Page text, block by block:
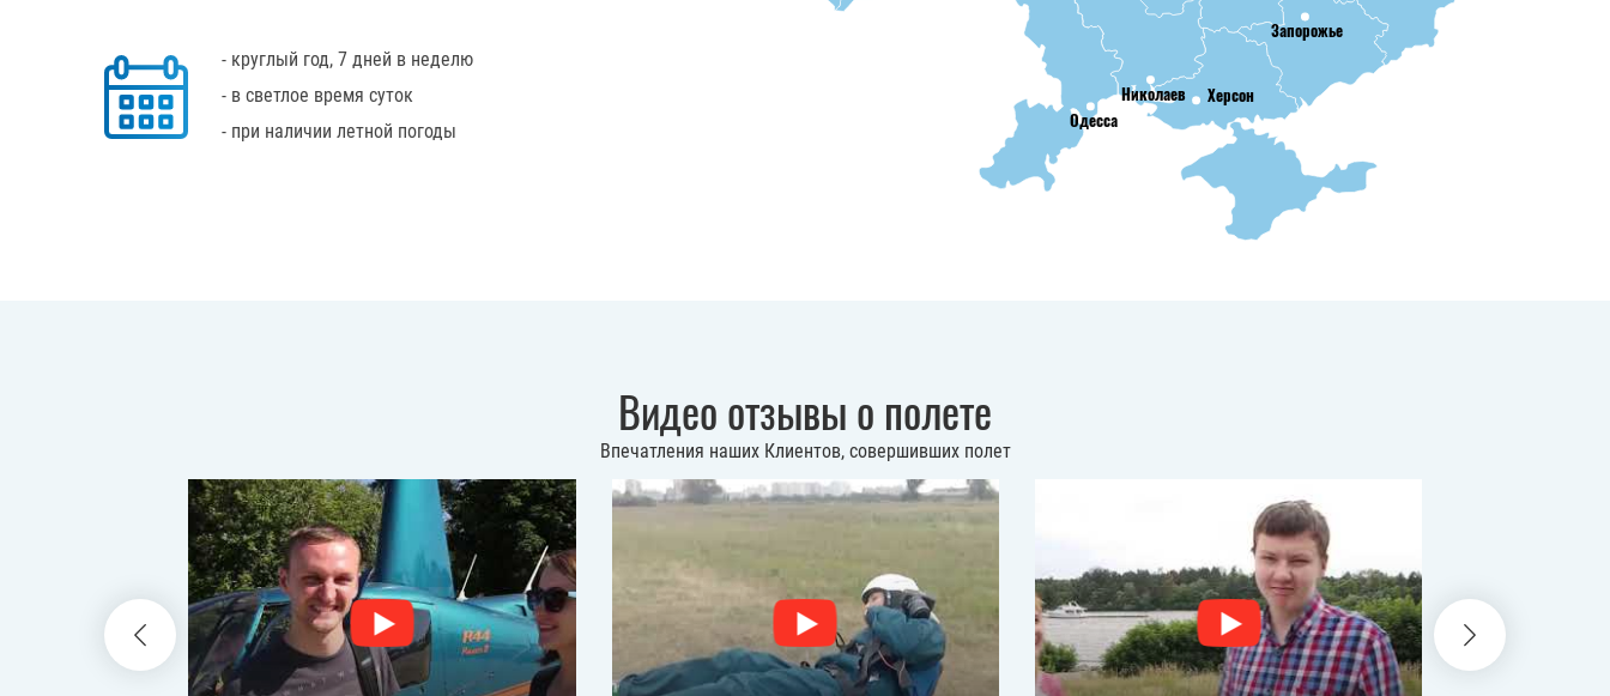
- круглый год, 7 дней в неделю
- в светлое время суток
- при наличии летной погоды
Запорожье
Херсон
Николаев
Одесса
Видео отзывы о полете
Впечатления наших Клиентов, совершивших полет